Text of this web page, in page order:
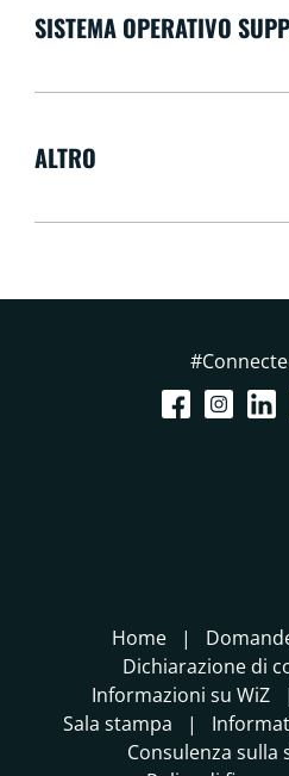
SISTEMA OPERATIVO
ALTRO
Home
Dichiarazione di
Informazioni su WiZ
Sala stampa
Consulenza sulla